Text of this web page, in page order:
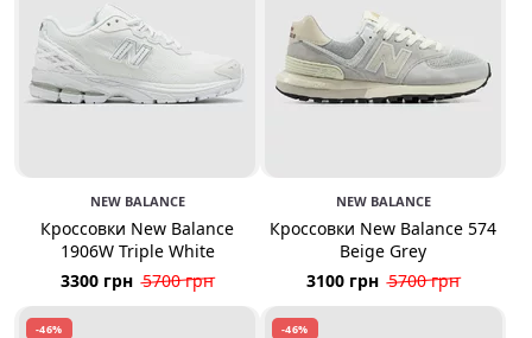
NEW BALANCE
Кроссовки New Balance
1906W Triple White
3300 грн 5700 грн
NEW BALANCE
Кроссовки New Balance 574
Beige Grey
3100 грн 5700 грн
-46% -46%